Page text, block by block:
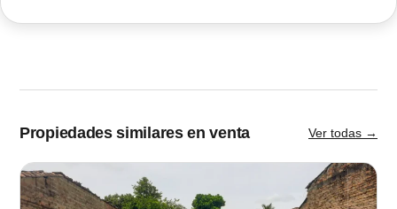
Propiedades similares en venta Ver todas →